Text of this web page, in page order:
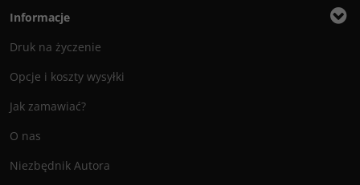
Informacje
Druk na życzenie
Opcje i koszty wysyłki
Jak zamawiać?
O nas
Niezbędnik Autora